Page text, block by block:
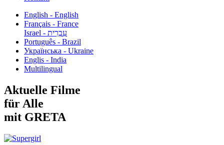
English - English
Français - France
עִבְרִית - Israel
Português - Brazil
Українська - Ukraine
Englis - India
Multilingual
Aktuelle Filme
für Alle
mit GRETA